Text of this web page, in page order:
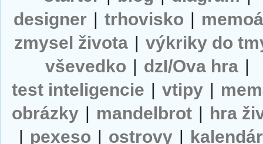
designer | trhovisko |
zmysel života | výkriky do
vševedko | dzI/Ova hra |
test inteligencie | vtipy |
obrázky | mandelbrot | hra
| pexeso | ostrovy | kalendár